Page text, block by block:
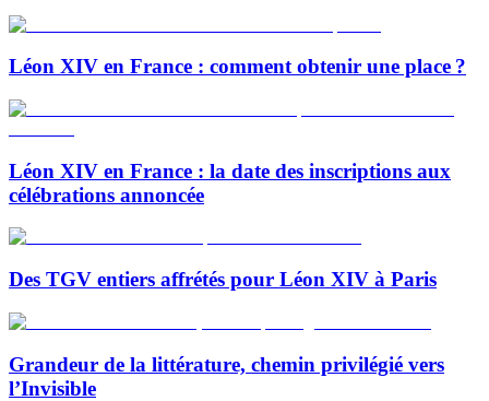
Léon XIV en France : comment obtenir une place ?
Léon XIV en France : la date des inscriptions aux
célébrations annoncée
Des TGV entiers affrétés pour Léon XIV à Paris
Grandeur de la littérature, chemin privilégié vers
l’Invisible